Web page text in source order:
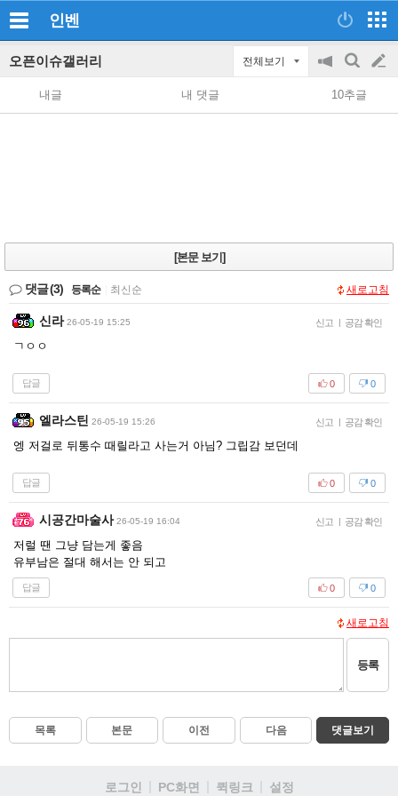
인벤
오픈이슈갤러리 전체보기
공
지
on/off
검
색
글
쓰
내글 내 댓글 10추글
[본문 보기]
댓글(3) 등록순 최신순 새로고침
신라 26-05-19 15:25 신고 | 공감 확인
ㄱㅇㅇ
답글 0
0
엘라스틴 26-05-19 15:26 신고 | 공감 확인
엥 저걸로 뒤통수 때릴라고 사는거 아님? 그립감 보던데
답글 0
0
시공간마술사 26-05-19 16:04 신고 | 공감 확인
저럴 땐 그냥 담는게 좋음
유부남은 절대 해서는 안 되고
답글 0
0
새로고침
등록
목록 본문 이전 다음 댓글보기
로그인 PC화면 퀵링크 설정